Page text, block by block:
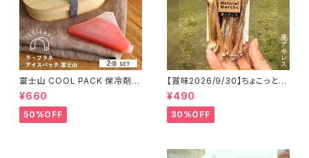
富士山 COOL PACK 保冷剤 2
個セット ひんやり雑貨 アイスパ
ックla flaner ラフラネ
¥660
50%OFF
【賞味2026/9/30】ちょこっと
「鹿アキレス」ジビエ鹿 おやつ
¥490
30%OFF